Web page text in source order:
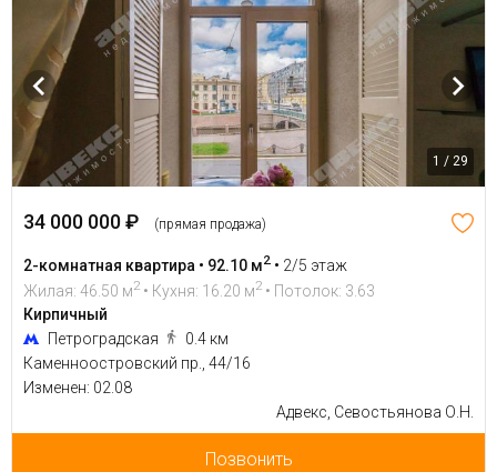
1 / 29
34 000 000 ₽ (прямая продажа)
2-комнатная квартира • 92.10 м2 • 2/5 этаж
Жилая: 46.50 м2 • Кухня: 16.20 м2 • Потолок: 3.63
Кирпичный
Петроградская
0.4 км
Каменноостровский пр., 44/16
Изменен: 02.08
Адвекс, Севостьянова О.Н.
Позвонить